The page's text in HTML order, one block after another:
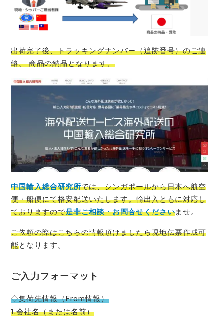
出荷完了後、トラッキングナンバー（追跡番号）のご連
絡。 商品の納品となります。
中国輸入総合研究所では、シンガポールから日本へ航空
便・船便にて格安配送いたします。輸出入ともに対応し
ておりますので是非ご相談・お問合せくださいませ。
ご依頼の際はこちらの情報頂けましたら現地伝票作成可
能となります。
ご入力フォーマット
◇集荷先情報（From情報）
1.会社名（または名前）